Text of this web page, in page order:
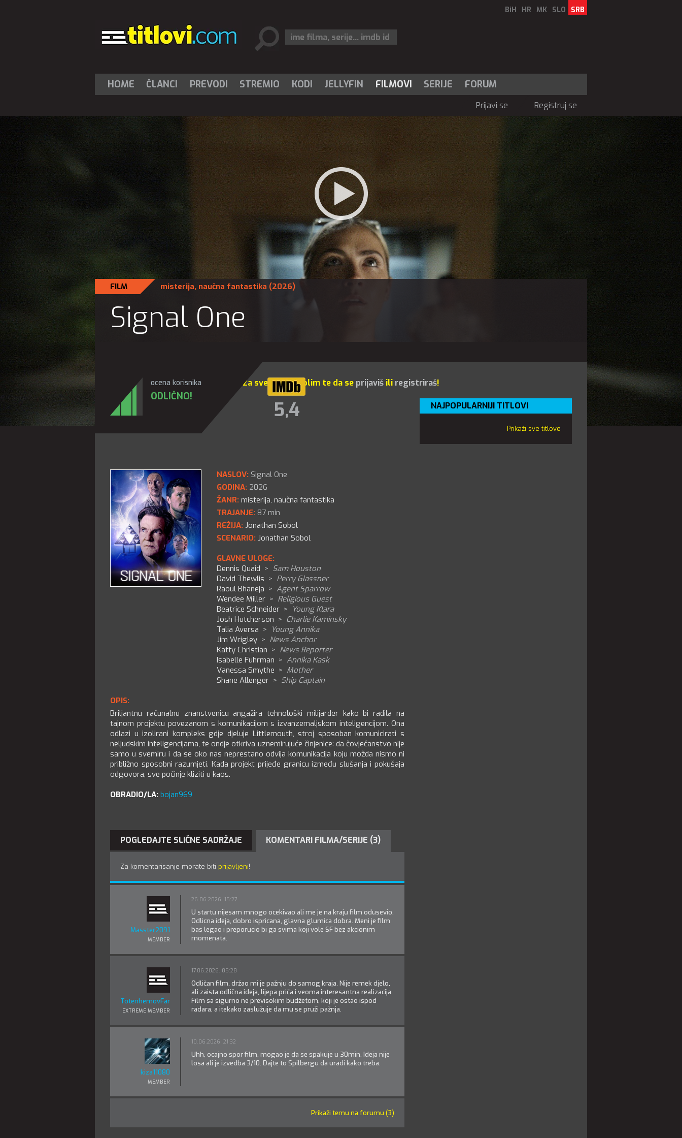
BiH HR MK SLO SRB
HOME ČLANCI PREVODI STREMIO KODI JELLYFIN FILMOVI SERIJE FORUM
Prijavi se Registruj se
FILM misterija, naučna fantastika (2026)
Signal One
Za sve opcije molim te da se prijaviš ili registriraš!
ocena korisnika
ODLIČNO!
5,4
NASLOV: Signal One
GODINA: 2026
ŽANR: misterija, naučna fantastika
TRAJANJE: 87 min
REŽIJA: Jonathan Sobol
SCENARIO: Jonathan Sobol
GLAVNE ULOGE:
Dennis Quaid > Sam Houston
David Thewlis > Perry Glassner
Raoul Bhaneja > Agent Sparrow
Wendee Miller > Religious Guest
Beatrice Schneider > Young Klara
Josh Hutcherson > Charlie Kaminsky
Talia Aversa > Young Annika
Jim Wrigley > News Anchor
Katty Christian > News Reporter
Isabelle Fuhrman > Annika Kask
Vanessa Smythe > Mother
Shane Allenger > Ship Captain
OPIS:
Briljantnu računalnu znanstvenicu angažira tehnološki milijarder kako bi radila na
tajnom projektu povezanom s komunikacijom s izvanzemaljskom inteligencijom. Ona
odlazi u izolirani kompleks gdje djeluje Littlemouth, stroj sposoban komunicirati s
neljudskim inteligencijama, te ondje otkriva uznemirujuće činjenice: da čovječanstvo nije
samo u svemiru i da se oko nas neprestano odvija komunikacija koju možda nismo ni
približno sposobni razumjeti. Kada projekt prijeđe granicu između slušanja i pokušaja
odgovora, sve počinje kliziti u kaos.
OBRADIO/LA: bojan969
POGLEDAJTE SLIČNE SADRŽAJE KOMENTARI FILMA/SERIJE (3)
Za komentarisanje morate biti prijavljeni!
Masster2091
MEMBER
26.06.2026. 15:27
U startu nijesam mnogo ocekivao ali me je na kraju film odusevio.
Odlicna ideja, dobro ispricana, glavna glumica dobra. Meni je film
bas legao i preporucio bi ga svima koji vole SF bez akcionim
momenata.
TotenhemovFanatik
EXTREME MEMBER
17.06.2026. 05:28
Odličan film, držao mi je pažnju do samog kraja. Nije remek djelo,
ali zaista odlična ideja, lijepa priča i veoma interesantna realizacija.
Film sa sigurno ne previsokim budžetom, koji je ostao ispod
radara, a itekako zaslužuje da mu se pruži pažnja.
kiza11080
MEMBER
10.06.2026. 21:32
Uhh, ocajno spor film, mogao je da se spakuje u 30min. Ideja nije
losa ali je izvedba 3/10. Dajte to Spilbergu da uradi kako treba.
Prikaži temu na forumu (3)
NAJPOPULARNIJI TITLOVI
Prikaži sve titlove